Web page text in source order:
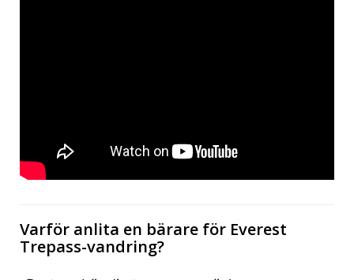
Varför anlita en bärare för Everest
Trepass-vandring?